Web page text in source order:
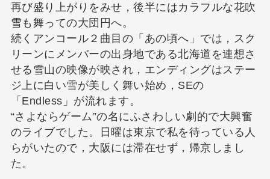
再び盛り上がりをみせ，後半にはカラフルな花吹
雪も舞っての大団円へ。
続くアンコール２曲目の「あの頃へ」では，スク
リーンにメンバーの出身地である北海道を連想さ
せる雪山の映像が映され，エンディングはステー
ジ上に白い雪が美しく舞い始め，SEの
「Endless」が流れます。
“さよならゲーム”の名にふさわしい劇的で大興奮
のライブでした。日曜は東京で私を待っている人
らがいたので，大阪には滞在せず，帰京しまし
た。